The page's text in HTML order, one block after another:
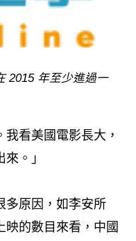
2015 年至少進過一
看美國電影長大，
。」
多原因，如李安所
的數目來看，中國